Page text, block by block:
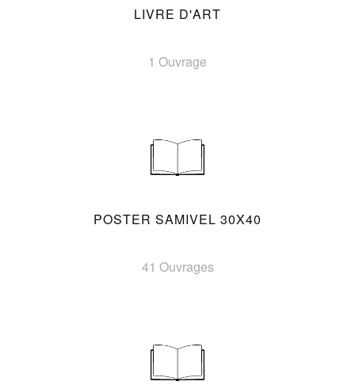
LIVRE D'ART
1 Ouvrage
POSTER SAMIVEL 30X40
41 Ouvrages